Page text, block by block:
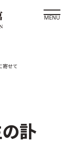
寄せて
訃